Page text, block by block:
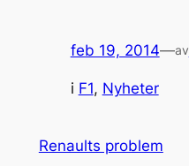
feb 19, 2014—av
i F1, Nyheter
Renaults problem